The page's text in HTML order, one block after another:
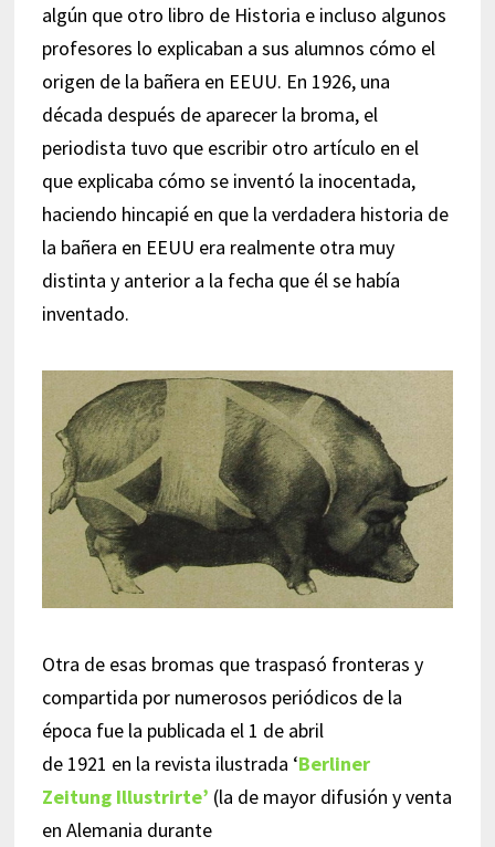
algún que otro libro de Historia e incluso algunos
profesores lo explicaban a sus alumnos cómo el
origen de la bañera en EEUU. En 1926, una
década después de aparecer la broma, el
periodista tuvo que escribir otro artículo en el
que explicaba cómo se inventó la inocentada,
haciendo hincapié en que la verdadera historia de
la bañera en EEUU era realmente otra muy
distinta y anterior a la fecha que él se había
inventado.
Otra de esas bromas que traspasó fronteras y
compartida por numerosos periódicos de la
época fue la publicada el 1 de abril
de 1921 en la revista ilustrada ‘Berliner
Zeitung Illustrirte’ (la de mayor difusión y venta
en Alemania durante